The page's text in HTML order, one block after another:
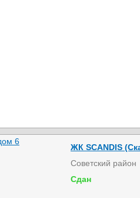
ЖК SCANDIS
Советский район
Сдан